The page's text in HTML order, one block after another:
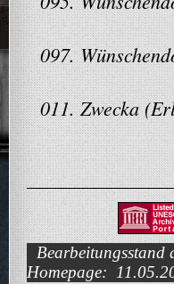
097.
011. Zwecka
Bearbeitungsstand
Homepage: